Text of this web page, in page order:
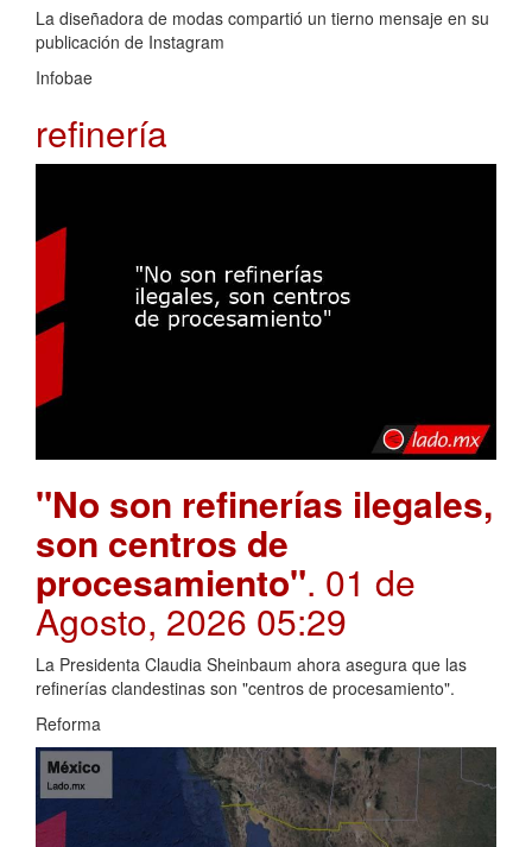
La diseñadora de modas compartió un tierno mensaje en su
publicación de Instagram
Infobae
refinería
"No son refinerías ilegales,
son centros de
procesamiento". 01 de
Agosto, 2026 05:29
La Presidenta Claudia Sheinbaum ahora asegura que las
refinerías clandestinas son "centros de procesamiento".
Reforma